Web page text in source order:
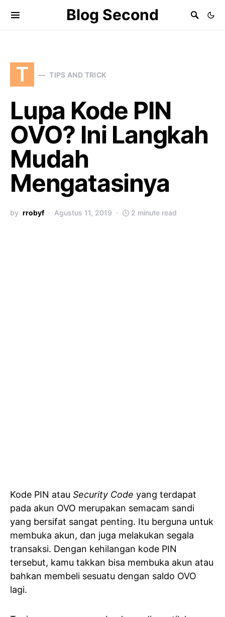
Blog Second
T TIPS AND TRICK
Lupa Kode PIN
OVO? Ini Langkah
Mudah
Mengatasinya
by rrobyf Agustus 11, 2019 2 minute read
Kode PIN atau Security Code yang terdapat
pada akun OVO merupakan semacam sandi
yang bersifat sangat penting. Itu berguna untuk
membuka akun, dan juga melakukan segala
transaksi. Dengan kehilangan kode PIN
tersebut, kamu takkan bisa membuka akun atau
bahkan membeli sesuatu dengan saldo OVO
lagi.